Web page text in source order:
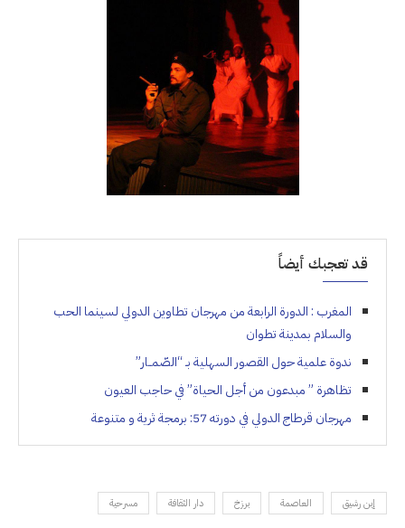
قد تعجبك أيضاً
المغرب : الدورة الرابعة من مهرجان تطاوين الدولي لسينما الحب
والسلام بمدينة تطوان
ندوة علمية حول القصور السهلية بـ “الصّمــار”
تظاهرة ” مبدعون من أجل الحياة” في حاجب العيون
مهرجان قرطاج الدولي في دورته 57: برمجة ثرية و متنوعة
إبن رشيق العاصمة برزخ دار الثقافة مسرحية